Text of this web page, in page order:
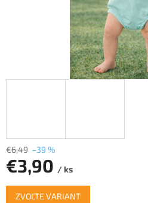
€6,49 –39 %
€3,90 / ks
Jednotková
cena:
ZVOĽTE VARIANT